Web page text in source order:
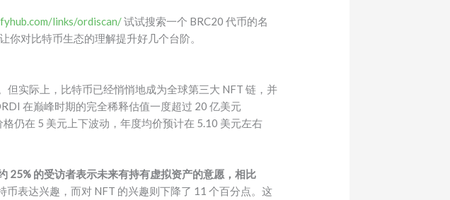
links/ordiscan/试试搜索一个 BRC20 代币的名
对比特币生态的理解提升好几个台阶。
实际上，比特币已经悄悄地成为全球第三大 NFT 链，并
在巅峰时期的完全稀释估值一度超过 20 亿美元
仍在 5 美元上下波动，年度均价预计在 5.10 美元左右
25% 的受访者表示未来有持有虚拟资产的意愿，相比
币表达兴趣，而对 NFT 的兴趣则下降了 11 个百分点。这